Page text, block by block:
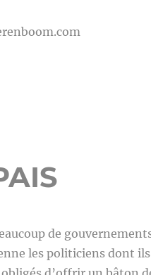
de
les politiciens dont